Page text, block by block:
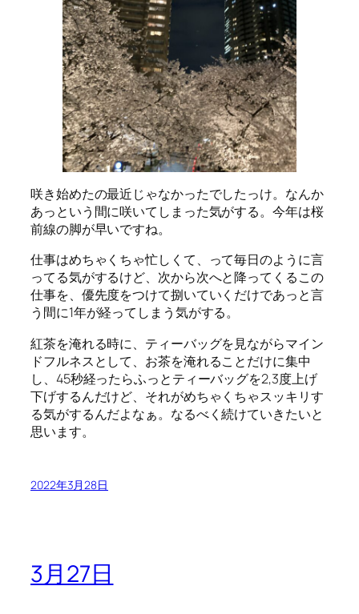
咲き始めたの最近じゃなかったでしたっけ。なんか
あっという間に咲いてしまった気がする。今年は桜
前線の脚が早いですね。
仕事はめちゃくちゃ忙しくて、って毎日のように言
ってる気がするけど、次から次へと降ってくるこの
仕事を、優先度をつけて捌いていくだけであっと言
う間に1年が経ってしまう気がする。
紅茶を淹れる時に、ティーバッグを見ながらマイン
ドフルネスとして、お茶を淹れることだけに集中
し、45秒経ったらふっとティーバッグを2,3度上げ
下げするんだけど、それがめちゃくちゃスッキリす
る気がするんだよなぁ。なるべく続けていきたいと
思います。
2022年3月28日
3月27日